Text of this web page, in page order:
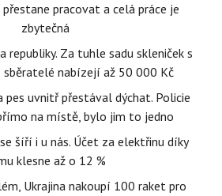
přestane pracovat a celá práce je
zbytečná
republiky. Za tuhle sadu skleniček s
sběratelé nabízejí až 50 000 Kč
pes uvnitř přestával dýchat. Policie
na místě, bylo jim to jedno
šíří i u nás. Účet za elektřinu díky
klesne až o 12 %
Ukrajina nakoupí 100 raket pro